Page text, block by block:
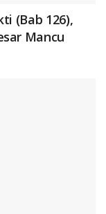
(Bab 126),
Mancu